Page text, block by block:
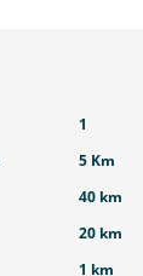
1
5 Km
40 km
20 km
1 km